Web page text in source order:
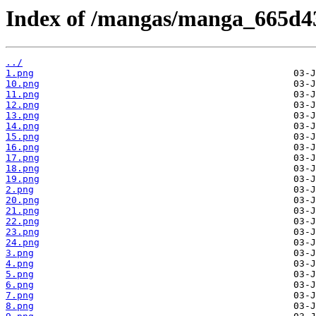
Index of /mangas/
../
1.png
10.png
11.png
12.png
13.png
14.png
15.png
16.png
17.png
18.png
19.png
2.png
20.png
21.png
22.png
23.png
24.png
3.png
4.png
5.png
6.png
7.png
8.png